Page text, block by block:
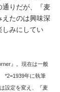
通りだが、『麦
たのは興味深
しみにしてい
』。現在は一般
*2=1939年に執筆
設定を変え、『麦